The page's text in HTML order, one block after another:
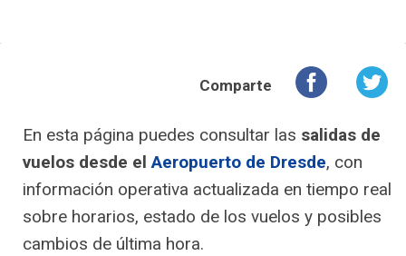
Comparte
En esta página puedes consultar las salidas de
vuelos desde elAeropuerto de Dresde, con
información operativa actualizada en tiempo real
sobre horarios, estado de los vuelos y posibles
cambios de última hora.